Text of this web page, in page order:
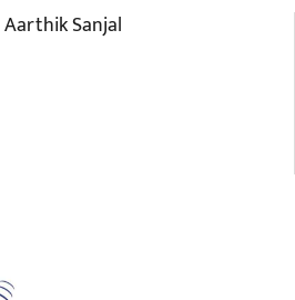
Aarthik Sanjal